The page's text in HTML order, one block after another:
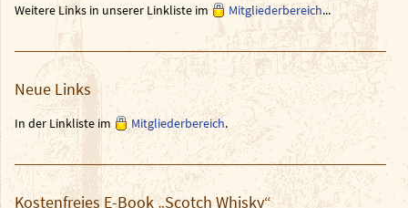
Weitere Links in unserer Linkliste im
Mitgliederbereich...
Neue Links
In der Linkliste im Mitgliederbereich.
Kostenfreies E-Book „Scotch Whisky“